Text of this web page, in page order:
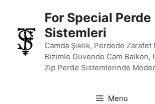
For Special Perde
Sistemleri
Camda Şıklık, Perdede Zarafet
Bizimle Güvende Cam Balkon,
Zip Perde Sistemlerinde
Menu